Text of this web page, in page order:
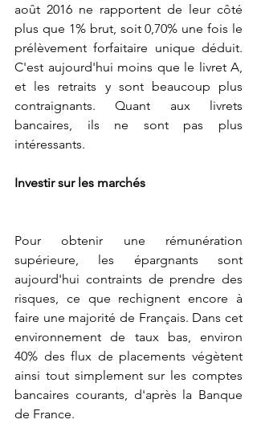
août 2016 ne rapportent de leur côté
plus que 1% brut, soit 0,70% une fois le
prélèvement forfaitaire unique déduit.
C'est aujourd'hui moins que le livret A,
et les retraits y sont beaucoup plus
contraignants. Quant aux livrets
bancaires, ils ne sont pas plus
intéressants.
Investir sur les marchés
Pour obtenir une rémunération
supérieure, les épargnants sont
aujourd'hui contraints de prendre des
risques, ce que rechignent encore à
faire une majorité de Français. Dans cet
environnement de taux bas, environ
40% des flux de placements végètent
ainsi tout simplement sur les comptes
bancaires courants, d'après la Banque
de France.